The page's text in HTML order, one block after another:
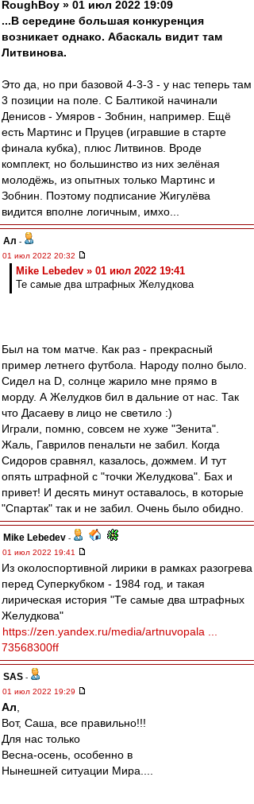
RoughBoy » 01 июл 2022 19:09
...В середине большая конкуренция
возникает однако. Абаскаль видит там
Литвинова.
Это да, но при базовой 4-3-3 - у нас теперь там
3 позиции на поле. С Балтикой начинали
Денисов - Умяров - Зобнин, например. Ещё
есть Мартинс и Пруцев (игравшие в старте
финала кубка), плюс Литвинов. Вроде
комплект, но большинство из них зелёная
молодёжь, из опытных только Мартинс и
Зобнин. Поэтому подписание Жигулёва
видится вполне логичным, имхо...
Ал -
01 июл 2022 20:32
Mike Lebedev » 01 июл 2022 19:41
Те самые два штрафных Желудкова
Был на том матче. Как раз - прекрасный
пример летнего футбола. Народу полно было.
Сидел на D, солнце жарило мне прямо в
морду. А Желудков бил в дальние от нас. Так
что Дасаеву в лицо не светило :)
Играли, помню, совсем не хуже "Зенита".
Жаль, Гаврилов пенальти не забил. Когда
Сидоров сравнял, казалось, дожмем. И тут
опять штрафной с "точки Желудкова". Бах и
привет! И десять минут оставалось, в которые
"Спартак" так и не забил. Очень было обидно.
Mike Lebedev -
01 июл 2022 19:41
Из околоспортивной лирики в рамках разогрева
перед Суперкубком - 1984 год, и такая
лирическая история "Те самые два штрафных
Желудкова"
https://zen.yandex.ru/media/artnuvopala ...
73568300ff
SAS -
01 июл 2022 19:29
Ал
Вот, Саша, все правильно!!!
Для нас только
Весна-осень, особенно в
Нынешней ситуации Мира....